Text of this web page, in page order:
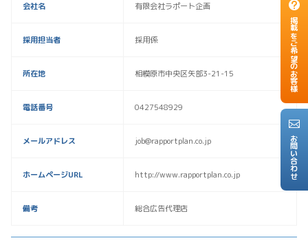
掲載をご希望のお客様
お問い合わせ
会社名 有限会社ラポート企画
採用担当者 採用係
所在地 相模原市中央区矢部3-21-15
電話番号 0427548929
メールアドレス job@rapportplan.co.jp
ホームページURL http://www.rapportplan.co.jp
備考 総合広告代理店